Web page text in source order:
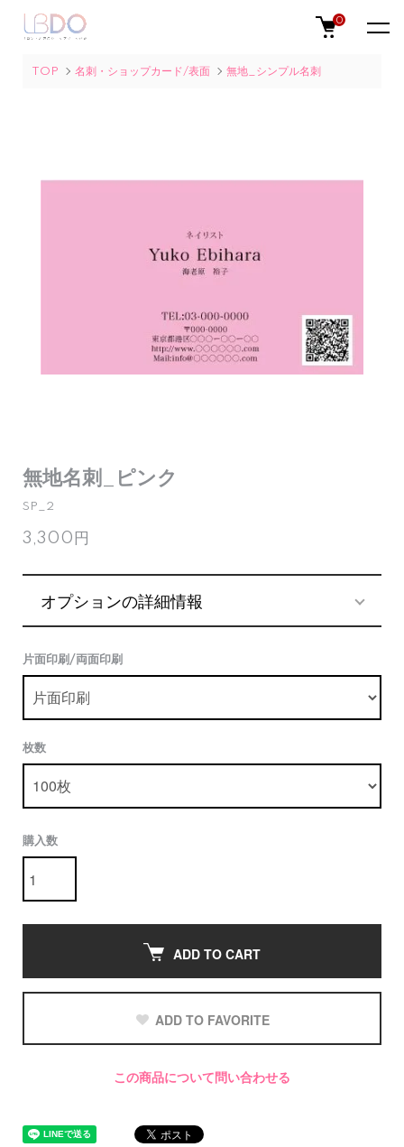
0
TOP 名刺・ショップカード/表面 無地_シンプル名刺
無地名刺_ピンク
SP_2
3,300円
オプションの詳細情報
片面印刷/両面印刷
枚数
購入数
ADD TO CART
ADD TO FAVORITE
この商品について問い合わせる